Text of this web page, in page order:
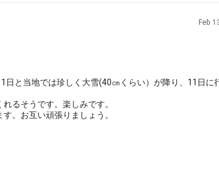
Feb
と当地では珍しく大雪(40㎝くらい）が降り、11日に
るそうです。楽しみです。
。お互い頑張りましょう。